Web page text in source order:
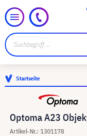
Startseite
Optoma A23
Artikel-Nr.: 1301178